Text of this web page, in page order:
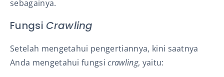
sebagainya.
FungsiCrawling
Setelah mengetahui pengertiannya, kini saatnya
Anda mengetahui fungsicrawling, yaitu: